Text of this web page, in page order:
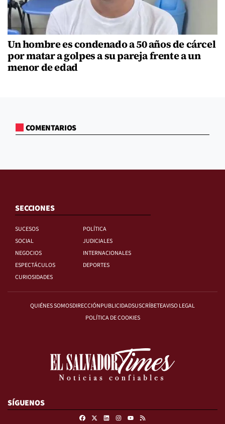
Un hombre es condenado a 50 años de cárcel
por matar a golpes a su pareja frente a un
menor de edad
COMENTARIOS
SECCIONES
SUCESOS
POLÍTICA
SOCIAL
JUDICIALES
NEGOCIOS
INTERNACIONALES
ESPECTÁCULOS
DEPORTES
CURIOSIDADES
QUIÉNES SOMOSDIRECCIÓNPUBLICIDADSUSCRÍBETEAVISO LEGAL
POLÍTICA DE COOKIES
SÍGUENOS
FacebookLinkedinInstagram